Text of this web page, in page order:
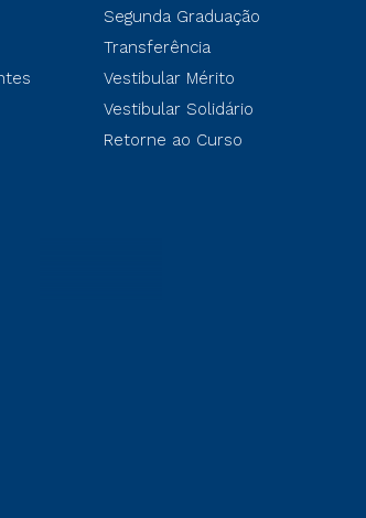
Segunda Graduação
Transferência
Vestibular Mérito
Vestibular Solidário
Retorne ao Curso